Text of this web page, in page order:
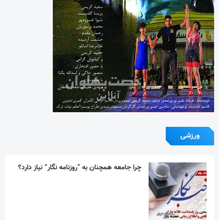
ورزشی
چرا جامعه همچنان به “روزنامه نگار” نیاز دارد؟